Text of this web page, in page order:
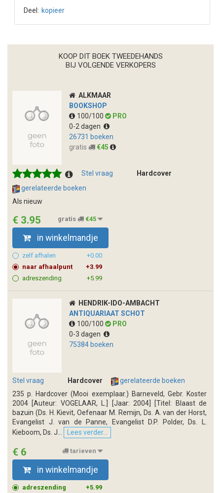
Deel: kopieer
KOOP DIT BOEK TWEEDEHANDS
BIJ VOLGENDE VERKOPERS
ALKMAAR
BOOKSHOP
100/100
PRO
0-2 dagen
26731 boeken
gratis
€45
Stel vraag
Hardcover
gerelateerde boeken
Als nieuw
€ 3.95 gratis €45
in winkelmandje
zelf afhalen
+0.00
naar afhaalpunt
+3.99
adreszending
+5.99
HENDRIK-IDO-AMBACHT
ANTIQUARIAAT SCHOT
100/100
PRO
0-3 dagen
75384 boeken
Stel vraag Hardcover
gerelateerde boeken
235 p. Hardcover (Mooi exemplaar.) Barneveld, Gebr. Koster
2004 [Auteur: VOGELAAR, L.] [Jaar: 2004] [Titel: Blaast de
bazuin (Ds. H. Kievit, Oefenaar M. Remijn, Ds. A. van der Horst,
Evangelist J. van de Panne, Evangelist D.P. Polder, Ds. L.
Kieboom, Ds. J...
Lees verder...
€ 6 tarieven
in winkelmandje
adreszending +5.99